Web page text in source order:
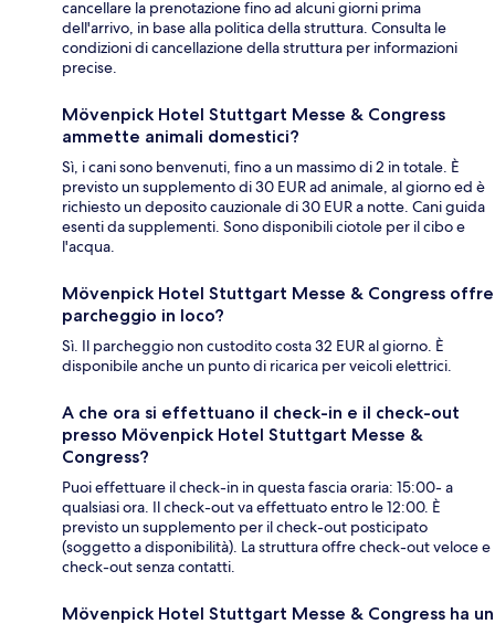
cancellare la prenotazione fino ad alcuni giorni prima
dell'arrivo, in base alla politica della struttura. Consulta le
condizioni di cancellazione della struttura per informazioni
precise.
Mövenpick Hotel Stuttgart Messe & Congress
ammette animali domestici?
Sì, i cani sono benvenuti, fino a un massimo di 2 in totale. È
previsto un supplemento di 30 EUR ad animale, al giorno ed è
richiesto un deposito cauzionale di 30 EUR a notte. Cani guida
esenti da supplementi. Sono disponibili ciotole per il cibo e
l'acqua.
Mövenpick Hotel Stuttgart Messe & Congress offre
parcheggio in loco?
Sì. Il parcheggio non custodito costa 32 EUR al giorno. È
disponibile anche un punto di ricarica per veicoli elettrici.
A che ora si effettuano il check-in e il check-out
presso Mövenpick Hotel Stuttgart Messe &
Congress?
Puoi effettuare il check-in in questa fascia oraria: 15:00- a
qualsiasi ora. Il check-out va effettuato entro le 12:00. È
previsto un supplemento per il check-out posticipato
(soggetto a disponibilità). La struttura offre check-out veloce e
check-out senza contatti.
Mövenpick Hotel Stuttgart Messe & Congress ha un